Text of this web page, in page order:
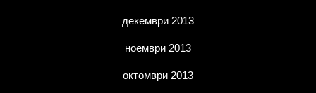
декември 2013
ноември 2013
октомври 2013